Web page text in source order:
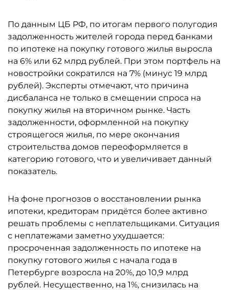
По данным ЦБ РФ, по итогам первого полугодия
задолженность жителей города перед банками
по ипотеке на покупку готового жилья выросла
на 6% или 62 млрд рублей. При этом портфель на
новостройки сократился на 7% (минус 19 млрд
рублей). Эксперты отмечают, что причина
дисбаланса не только в смещении спроса на
покупку жилья на вторичном рынке. Часть
задолженности, оформленной на покупку
строящегося жилья, по мере окончания
строительства домов переоформляется в
категорию готового, что и увеличивает данный
показатель.
На фоне прогнозов о восстановлении рынка
ипотеки, кредиторам придётся более активно
решать проблемы с неплательщиками. Ситуация
с неплатежами заметно ухудшается:
просроченная задолженность по ипотеке на
покупку готового жилья с начала года в
Петербурге возросла на 20%, до 10,9 млрд
рублей. Несущественно, на 1%, снизилась на